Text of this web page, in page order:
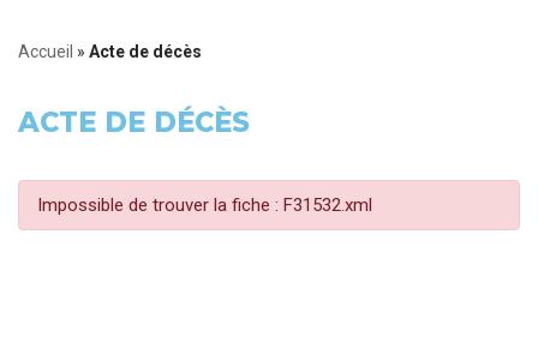
Accueil » Acte de décès
ACTE DE DÉCÈS
Impossible de trouver la fiche : F31532.xml